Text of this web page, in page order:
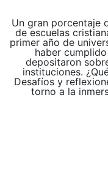
Un gran porcentaje
de escuelas
primer año de
haber
depositaron
instituciones.
Desafíos y
torno a la